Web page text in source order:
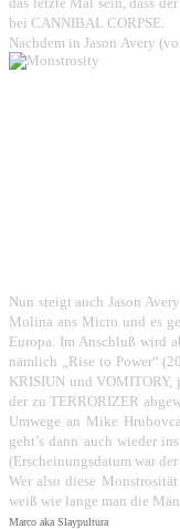
bei CANNIBAL CORPSE.
Nachdem in Jason Avery
Nun steigt auch Jason
Molina ans Micro und es
Europa. Im Anschluß wird
nämlich „Rise to Power“
KRISIUN und VOMITORY,
der zu TERRORIZER
Umwege an Mike
geht’s dann auch wieder
(Erscheinungsdatum war
Wer also diese
weiß wie lange man die
Marco aka Slaypultura